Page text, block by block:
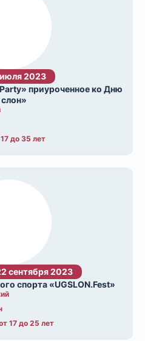
2023
приуроченное ко Дню
до 35 лет
сентября 2023
спорта «UGSLON.Fest»
17 до 25 лет